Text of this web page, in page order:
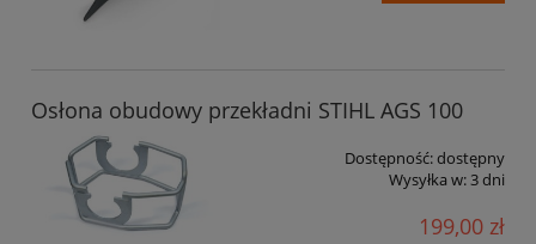
Osłona obudowy przekładni STIHL AGS 100
Dostępność:dostępny
Wysyłka w:3 dni
199,00 zł